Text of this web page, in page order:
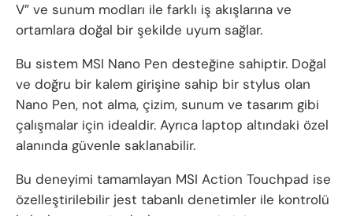
V” ve sunum modları ile farklı iş akışlarına ve
ortamlara doğal bir şekilde uyum sağlar.
Bu sistem MSI Nano Pen desteğine sahiptir. Doğal
ve doğru bir kalem girişine sahip bir stylus olan
Nano Pen, not alma, çizim, sunum ve tasarım gibi
çalışmalar için idealdir. Ayrıca laptop altındaki özel
alanında güvenle saklanabilir.
Bu deneyimi tamamlayan MSI Action Touchpad ise
özelleştirilebilir jest tabanlı denetimler ile kontrolü